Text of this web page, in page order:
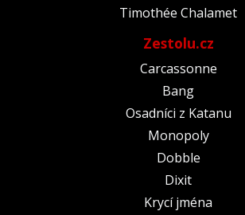
Timothée Chalamet
Zestolu.cz
Carcassonne
Bang
Osadníci z Katanu
Monopoly
Dobble
Dixit
Krycí jména